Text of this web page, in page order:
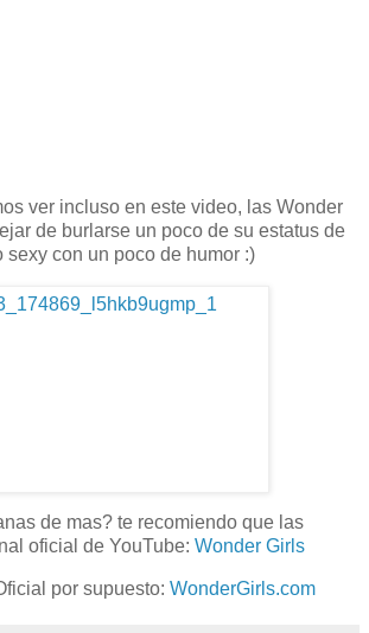
ver incluso en este video, las Wonder
de burlarse un poco de su estatus de
sexy con un poco de humor :)
de mas? te recomiendo que las
oficial de YouTube: Wonder Girls
por supuesto: WonderGirls.com